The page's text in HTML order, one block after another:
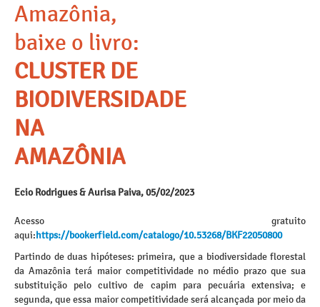
Amazônia,
baixe o livro:
CLUSTER DE
BIODIVERSIDADE
NA
AMAZÔNIA
Ecio Rodrigues & Aurisa Paiva, 05/02/2023
Acesso gratuito
aqui:https://bookerfield.com/catalogo/10.53268/BKF22050800
Partindo de duas hipóteses: primeira, que a biodiversidade florestal
da Amazônia terá maior competitividade no médio prazo que sua
substituição pelo cultivo de capim para pecuária extensiva; e
segunda, que essa maior competitividade será alcançada por meio da